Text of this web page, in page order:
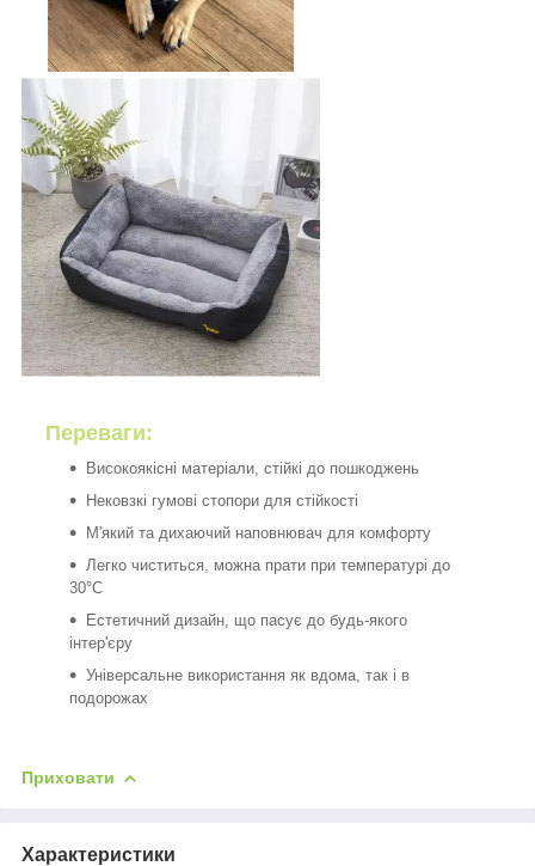
Переваги:
Високоякісні матеріали, стійкі до пошкоджень
Нековзкі гумові стопори для стійкості
М'який та дихаючий наповнювач для комфорту
Легко чиститься, можна прати при температурі до
30°C
Естетичний дизайн, що пасує до будь-якого
інтер'єру
Універсальне використання як вдома, так і в
подорожах
Приховати
Характеристики